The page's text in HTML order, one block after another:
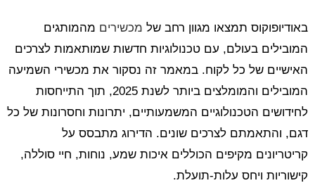
באודיופוקוס תמצאו מגוון רחב של מכשירים מהמותגים
המובילים בעולם, עם טכנולוגיות חדשות שמותאמות לצרכים
האישיים של כל לקוח. במאמר זה נסקור את מכשירי השמיעה
המובילים והמומלצים ביותר לשנת 2025, תוך התייחסות
לחידושים הטכנולוגיים המשמעותיים, יתרונות וחסרונות של כל
דגם, והתאמתם לצרכים שונים. הדירוג מתבסס על
קריטריונים מקיפים הכוללים איכות שמע, נוחות, חיי סוללה,
קישוריות ויחס עלות-תועלת.